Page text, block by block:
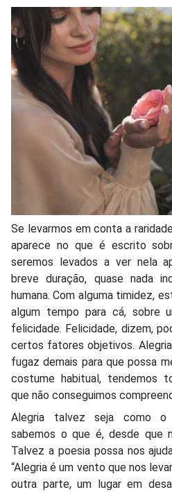
Se levarmos em conta a
aparece no que é escrito
seremos levados a ver nela
breve duração, quase nada
humana. Com alguma timidez,
algum tempo para cá, sobre
felicidade. Felicidade, dizem,
certos fatores objetivos.
fugaz demais para que possa
costume habitual, tendemos
que não conseguimos
Alegria talvez seja como o
sabemos o que é, desde que
Talvez a poesia possa nos
“Alegria é um vento que nos
outra parte, um lugar em